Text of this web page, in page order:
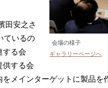
会場の様子
ギャラリーページへ
田安之さ
ているの
する会
供する会
メインターゲットに製品を